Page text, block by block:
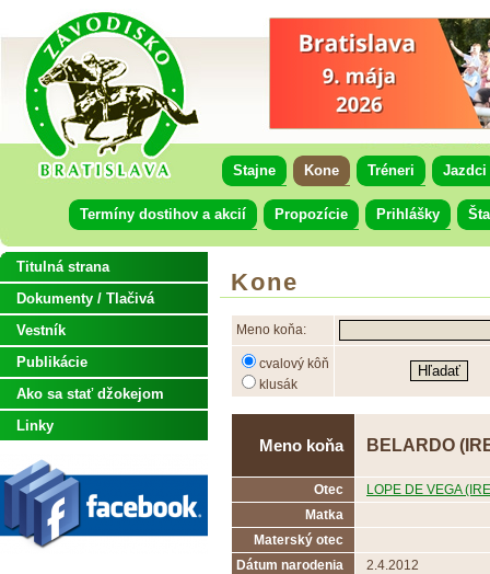
Stajne Kone Tréneri Jazdci
Termíny dostihov a akcií Propozície Prihlášky
Kone
Meno koňa:
cvalový kôň
klusák
Meno koňa BELARDO
Otec
LOPE DE VEGA
Matka
Materský otec
Dátum narodenia
2.4.2012
Titulná strana
Dokumenty / Tlačivá
Vestník
Publikácie
Ako sa stať džokejom
Linky